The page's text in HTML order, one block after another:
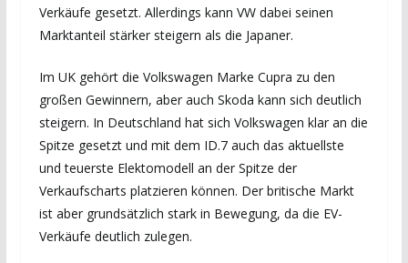
Verkäufe gesetzt. Allerdings kann VW dabei seinen
Marktanteil stärker steigern als die Japaner.
Im UK gehört die Volkswagen Marke Cupra zu den
großen Gewinnern, aber auch Skoda kann sich deutlich
steigern. In Deutschland hat sich Volkswagen klar an die
Spitze gesetzt und mit dem ID.7 auch das aktuellste
und teuerste Elektomodell an der Spitze der
Verkaufscharts platzieren können. Der britische Markt
ist aber grundsätzlich stark in Bewegung, da die EV-
Verkäufe deutlich zulegen.